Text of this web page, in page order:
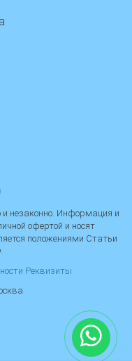
незаконно. Информация и
офертой и носят
положениями Статьи
Реквизиты